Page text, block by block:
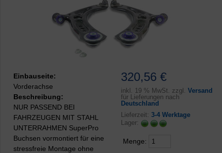
320,56 €
inkl. 19 % MwSt. zzgl. Versand
für Lieferungen nach
Deutschland
Lieferzeit: 3-4 Werktage
Lager:
Menge:
Einbauseite:
Vorderachse
Beschreibung:
NUR PASSEND BEI
FAHRZEUGEN MIT STAHL
UNTERRAHMEN SuperPro
Buchsen vormontiert für eine
stressfreie Montage ohne